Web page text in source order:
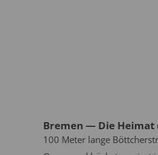
Bremen — Die
100 Meter lange